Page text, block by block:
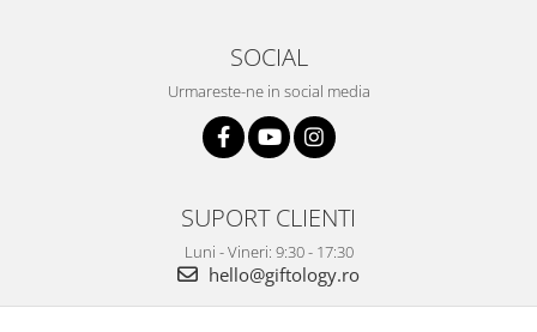
SOCIAL
Urmareste-ne in social media
SUPORT CLIENTI
Luni - Vineri: 9:30 - 17:30
hello@giftology.ro